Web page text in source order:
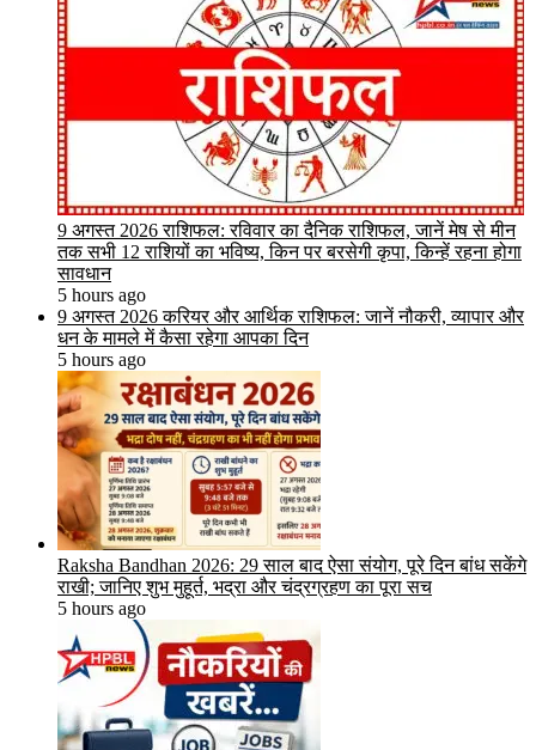
9 अगस्त 2026 राशिफल: रविवार का दैनिक राशिफल, जानें मेष से मीन
तक सभी 12 राशियों का भविष्य, किन पर बरसेगी कृपा, किन्हें रहना होगा
सावधान
5 hours ago
9 अगस्त 2026 करियर और आर्थिक राशिफल: जानें नौकरी, व्यापार और
धन के मामले में कैसा रहेगा आपका दिन
5 hours ago
Raksha Bandhan 2026: 29 साल बाद ऐसा संयोग, पूरे दिन बांध सकेंगे
राखी; जानिए शुभ मुहूर्त, भद्रा और चंद्रग्रहण का पूरा सच
5 hours ago